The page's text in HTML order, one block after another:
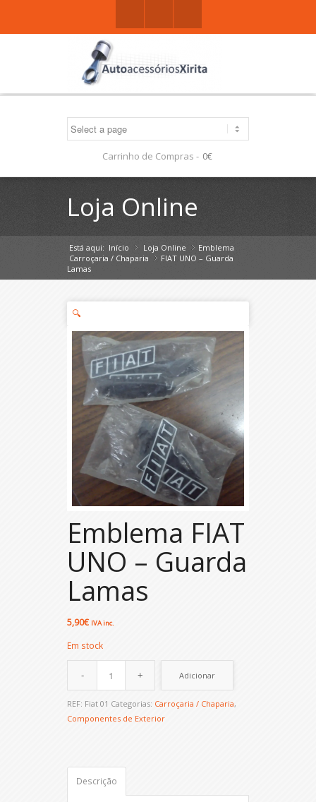
Carrinho de Compras - 0€
Loja Online
Está aqui: Início »
Loja Online
»
Carroçaria / Chaparia
»
Emblema
FIAT UNO – Guarda
Lamas
🔍
Emblema FIAT
UNO – Guarda
Lamas
5,90€ IVA inc.
Em stock
Adicionar
REF: Fiat 01 Categorias: Carroçaria / Chaparia,
Componentes de Exterior
Descrição